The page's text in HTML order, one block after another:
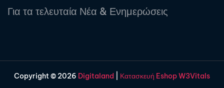
Για τα τελευταία Νέα & Ενημερώσεις
Copyright © 2026 Digitaland Κατασκευή Eshop W3Vitals